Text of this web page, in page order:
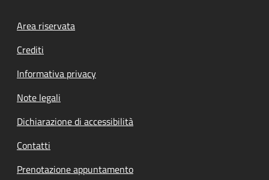
Footer menu
Area riservata
Crediti
Informativa privacy
Note legali
Dichiarazione di accessibilità
Contatti
Prenotazione appuntamento